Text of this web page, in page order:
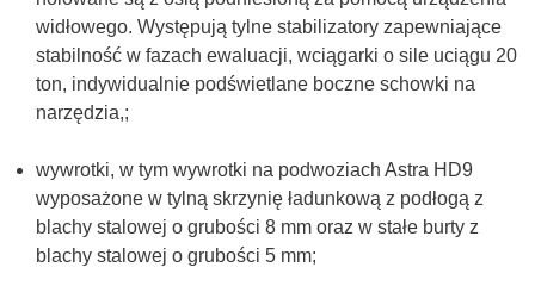
widłowego. Występują tylne stabilizatory zapewniające
stabilność w fazach ewaluacji, wciągarki o sile uciągu 20
ton, indywidualnie podświetlane boczne schowki na
narzędzia,;
wywrotki, w tym wywrotki na podwoziach Astra HD9
wyposażone w tylną skrzynię ładunkową z podłogą z
blachy stalowej o grubości 8 mm oraz w stałe burty z
blachy stalowej o grubości 5 mm;